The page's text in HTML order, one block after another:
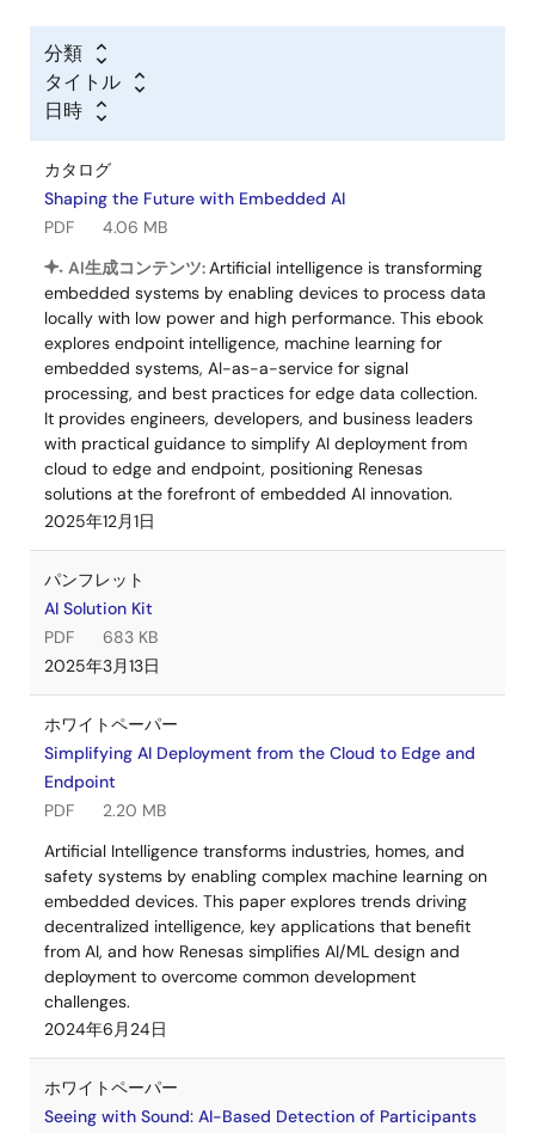
分類
タイトル
日時
カタログ
Shaping the Future with Embedded AI
PDF
4.06 MB
AI生成コンテンツ:Artificial intelligence is transforming
embedded systems by enabling devices to process data
locally with low power and high performance. This ebook
explores endpoint intelligence, machine learning for
embedded systems, AI-as-a-service for signal
processing, and best practices for edge data collection.
It provides engineers, developers, and business leaders
with practical guidance to simplify AI deployment from
cloud to edge and endpoint, positioning Renesas
solutions at the forefront of embedded AI innovation.
2025年12月1日
パンフレット
AI Solution Kit
PDF
683 KB
2025年3月13日
ホワイトペーパー
Simplifying AI Deployment from the Cloud to Edge and
Endpoint
PDF
2.20 MB
Artificial Intelligence transforms industries, homes, and
safety systems by enabling complex machine learning on
embedded devices. This paper explores trends driving
decentralized intelligence, key applications that benefit
from AI, and how Renesas simplifies AI/ML design and
deployment to overcome common development
challenges.
2024年6月24日
ホワイトペーパー
Seeing with Sound: AI-Based Detection of Participants